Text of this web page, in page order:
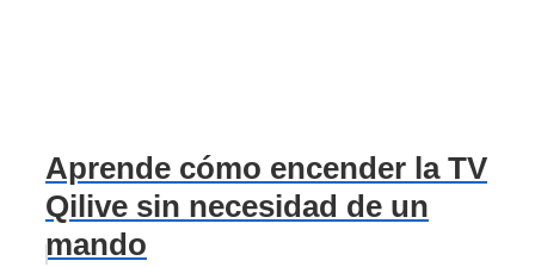
Aprende cómo encender la TV
Qilive sin necesidad de un
mando